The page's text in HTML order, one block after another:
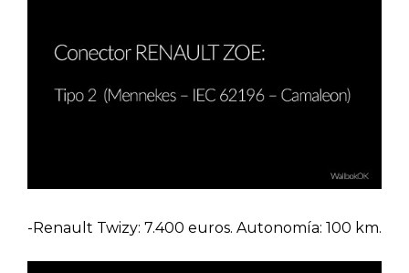
-Renault Twizy: 7.400 euros. Autonomía: 100 km.